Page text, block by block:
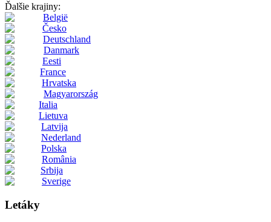
Ďalšie krajiny:
België
Česko
Deutschland
Danmark
Eesti
France
Hrvatska
Magyarország
Italia
Lietuva
Latvija
Nederland
Polska
România
Srbija
Sverige
Letáky